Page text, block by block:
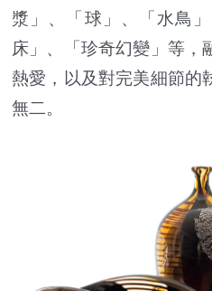
漿」、「球」、「水鳥
床」、「珍奇幻變」等，
熱愛，以及對完美細節的
無二。